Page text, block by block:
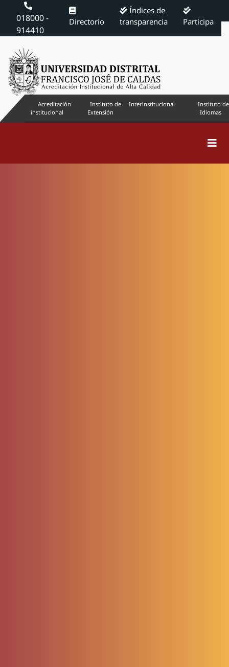
018000 -
914410
Directorio
Índices de
transparencia
Participa
Acreditación
institucional
Instituto de
Extensión
Interinstitucional
Instituto de
Idiomas